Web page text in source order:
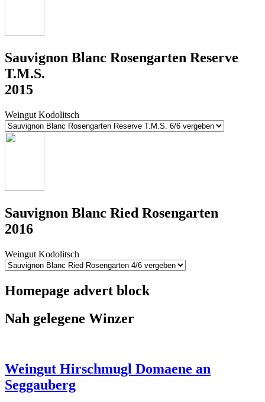
Sauvignon Blanc Rosengarten Reserve
T.M.S.
2015
Weingut Kodolitsch
Sauvignon Blanc Ried Rosengarten
2016
Weingut Kodolitsch
Homepage advert block
Nah gelegene Winzer
Weingut Hirschmugl Domaene an
Seggauberg